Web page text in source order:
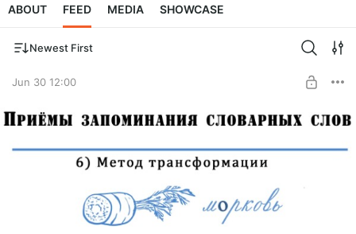
ABOUT FEED MEDIA SHOWCASE
Newest First
Jun 30 12:00